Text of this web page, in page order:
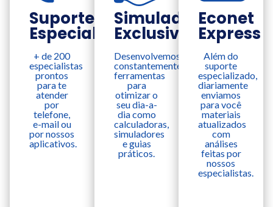
Suporte
Especializado
+ de 200
especialistas
prontos
para te
atender
por
telefone,
e-mail ou
por nossos
aplicativos.
Simuladores
Exclusivos
Desenvolvemos
constantemente
ferramentas
para
otimizar o
seu dia-a-
dia como
calculadoras,
simuladores
e guias
práticos.
Econet
Express
Além do
suporte
especializado,
diariamente
enviamos
para você
materiais
atualizados
com
análises
feitas por
nossos
especialistas.